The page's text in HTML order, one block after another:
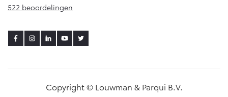
522 beoordelingen
Copyright © Louwman & Parqui B.V.